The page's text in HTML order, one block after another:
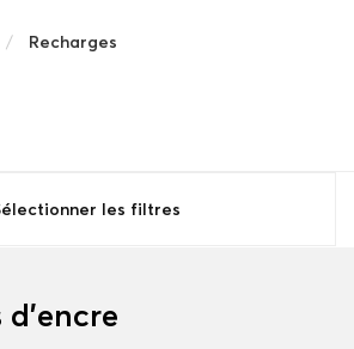
Recharges
les filtres
d'encre